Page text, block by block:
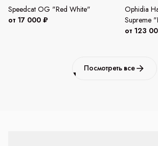
Speedcat OG "Red White"
от 17 000 ₽
Ophidia
Supreme
от 123
Посмотреть все